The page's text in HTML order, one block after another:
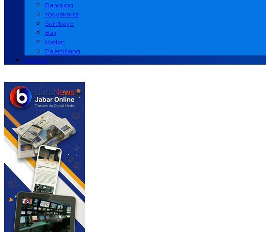
Bandung
Yogyakarta
Surabaya
Bali
Medan
Palembang
Redaksi